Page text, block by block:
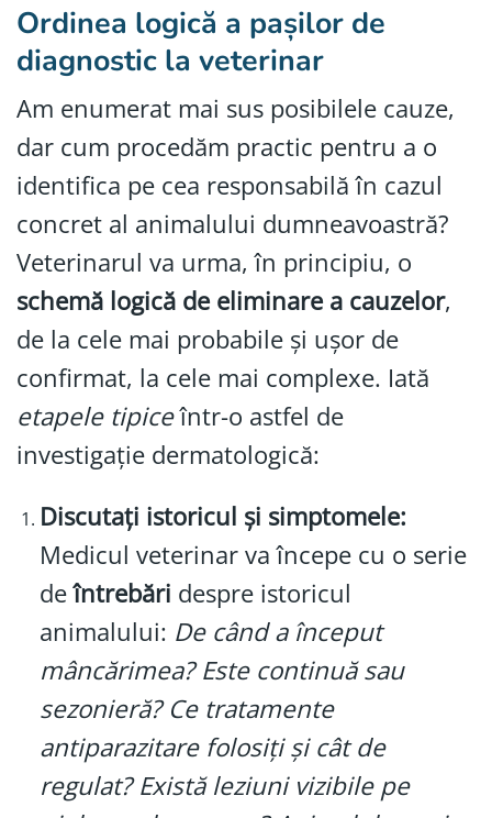
Ordinea logică a pașilor de
diagnostic la veterinar
Am enumerat mai sus posibilele cauze,
dar cum procedăm practic pentru a o
identifica pe cea responsabilă în cazul
concret al animalului dumneavoastră?
Veterinarul va urma, în principiu, o
schemă logică de eliminare a cauzelor,
de la cele mai probabile și ușor de
confirmat, la cele mai complexe. Iată
etapele tipiceîntr-o astfel de
investigație dermatologică:
Discutați istoricul și simptomele:
Medicul veterinar va începe cu o serie
deîntrebări despre istoricul
animalului: De când a început
mâncărimea? Este continuă sau
sezonieră? Ce tratamente
antiparazitare folosiți și cât de
regulat? Există leziuni vizibile pe